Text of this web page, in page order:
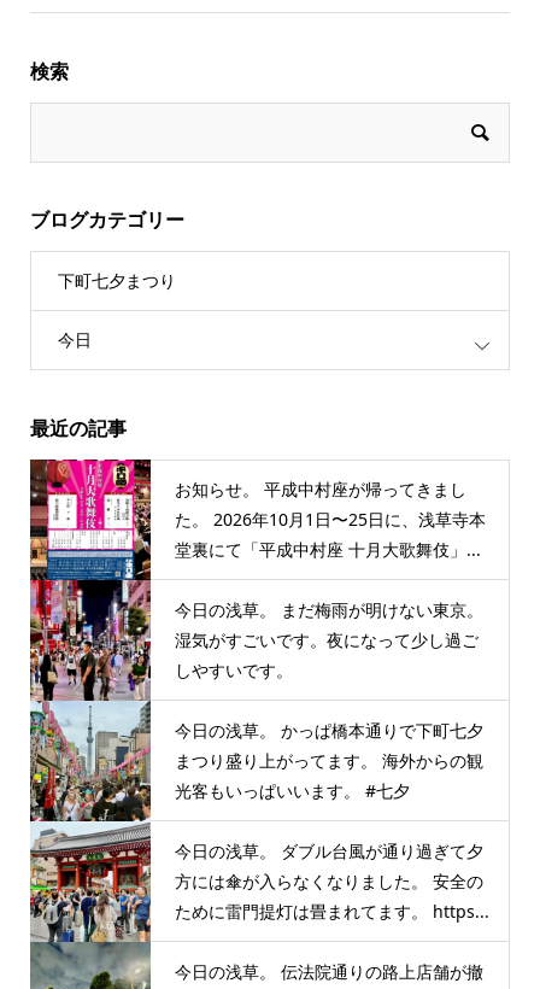
検索
ブログカテゴリー
下町七夕まつり
今日
最近の記事
お知らせ。 平成中村座が帰ってきまし
た。 2026年10月1日〜25日に、浅草寺本
堂裏にて「平成中村座 十月大歌舞伎」...
今日の浅草。 まだ梅雨が明けない東京。
湿気がすごいです。夜になって少し過ご
しやすいです。
今日の浅草。 かっぱ橋本通りで下町七夕
まつり盛り上がってます。 海外からの観
光客もいっぱいいます。 #七夕
今日の浅草。 ダブル台風が通り過ぎて夕
方には傘が入らなくなりました。 安全の
ために雷門提灯は畳まれてます。 https...
今日の浅草。 伝法院通りの路上店舗が撤